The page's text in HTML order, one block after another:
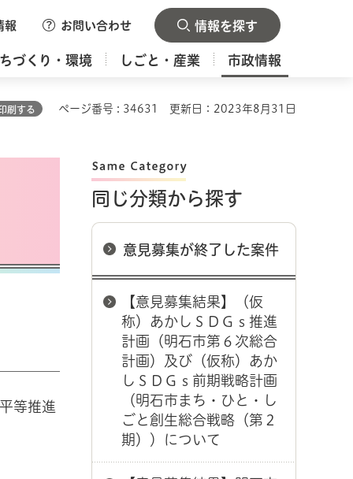
報 お問い合わせ 情報を探す
づくり・環境 しごと・産業 市政情報
刷する ページ番号 : 34631 更新日：2023年8月31日
等推進
同じ分類から探す
意見募集が終了した案件
【意見募集結果】（仮
称）あかしＳＤＧｓ推進
計画（明石市第６次総合
計画）及び（仮称）あか
しＳＤＧｓ前期戦略計画
（明石市まち・ひと・し
ごと創生総合戦略（第２
期））について